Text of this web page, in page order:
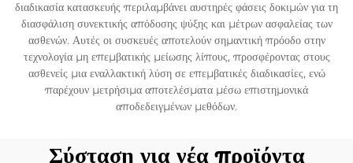
διαδικασία κατασκευής περιλαμβάνει αυστηρές φάσεις δοκιμών για τη
διασφάλιση συνεκτικής απόδοσης ψύξης και μέτρων ασφαλείας των
ασθενών. Αυτές οι συσκευές αποτελούν σημαντική πρόοδο στην
τεχνολογία μη επεμβατικής μείωσης λίπους, προσφέροντας στους
ασθενείς μια εναλλακτική λύση σε επεμβατικές διαδικασίες, ενώ
παρέχουν μετρήσιμα αποτελέσματα μέσω επιστημονικά
αποδεδειγμένων μεθόδων.
Σύσταση για νέα προϊόντα